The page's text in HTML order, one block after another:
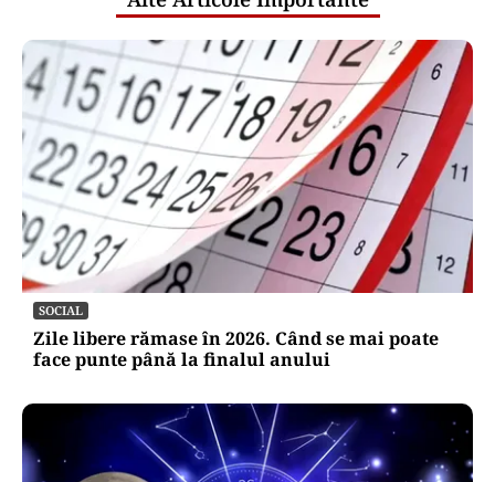
SOCIAL
Zile libere rămase în 2026. Când se mai poate
face punte până la finalul anului